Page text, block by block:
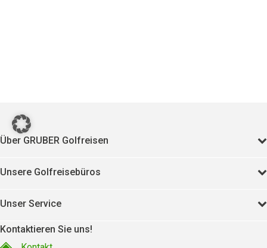
Über GRUBER Golfreisen
Unsere Golfreisebüros
Unser Service
Kontaktieren Sie uns!